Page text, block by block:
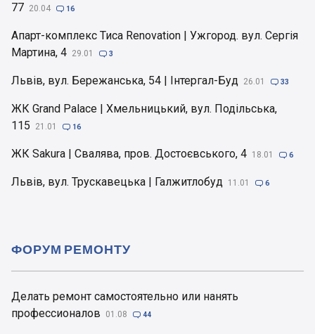
77 20.04  16
Апарт-комплекс Тиса Renovation | Ужгород. вул. Сергія
Мартина, 4 29.01  3
Львів, вул. Бережанська, 54 | Інтергал-Буд 26.01  33
ЖК Grand Palace | Хмельницький, вул. Подільська,
115
21.01  16
ЖК Sakura | Свалява, пров. Достоєвського, 4 18.01  6
Львів, вул. Трускавецька | Галжитлобуд 11.01  6
Делать ремонт самостоятельно или нанять
профессионалов
01.08  44
ФОРУМ РЕМОНТУ